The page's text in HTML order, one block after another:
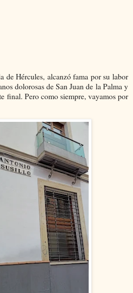
de Hércules, alcanzó fama por su labor
dolorosas de San Juan de la Palma y
final. Pero como siempre, vayamos por